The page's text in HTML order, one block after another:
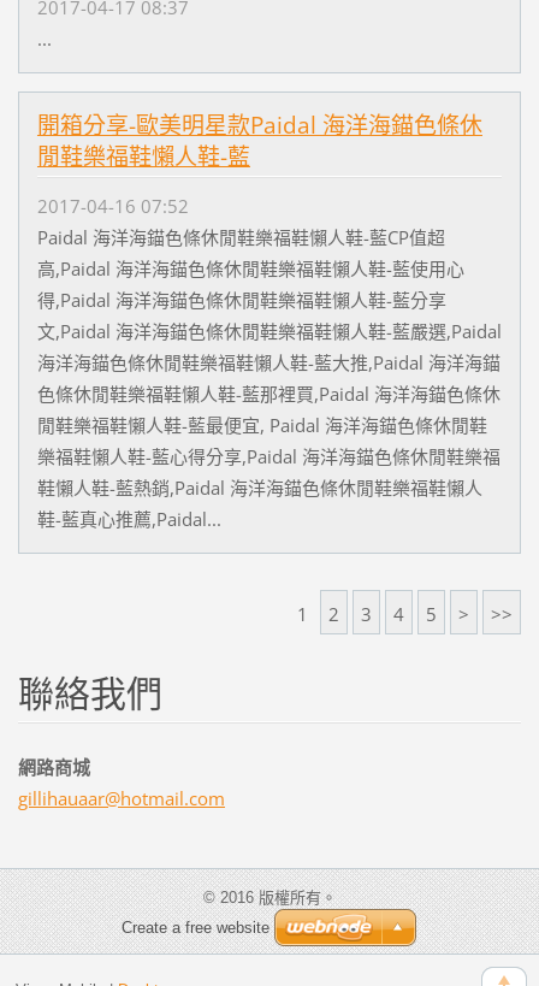
2017-04-17 08:37
...
開箱分享-歐美明星款Paidal 海洋海錨色條休
閒鞋樂福鞋懶人鞋-藍
2017-04-16 07:52
Paidal 海洋海錨色條休閒鞋樂福鞋懶人鞋-藍CP值超
高,Paidal 海洋海錨色條休閒鞋樂福鞋懶人鞋-藍使用心
得,Paidal 海洋海錨色條休閒鞋樂福鞋懶人鞋-藍分享
文,Paidal 海洋海錨色條休閒鞋樂福鞋懶人鞋-藍嚴選,Paidal
海洋海錨色條休閒鞋樂福鞋懶人鞋-藍大推,Paidal 海洋海錨
色條休閒鞋樂福鞋懶人鞋-藍那裡買,Paidal 海洋海錨色條休
閒鞋樂福鞋懶人鞋-藍最便宜, Paidal 海洋海錨色條休閒鞋
樂福鞋懶人鞋-藍心得分享,Paidal 海洋海錨色條休閒鞋樂福
鞋懶人鞋-藍熱銷,Paidal 海洋海錨色條休閒鞋樂福鞋懶人
鞋-藍真心推薦,Paidal...
1 2 3 4 5 > >>
聯絡我們
網路商城
gillihauaar@hotmail.com
© 2016 版權所有。
Create a free website